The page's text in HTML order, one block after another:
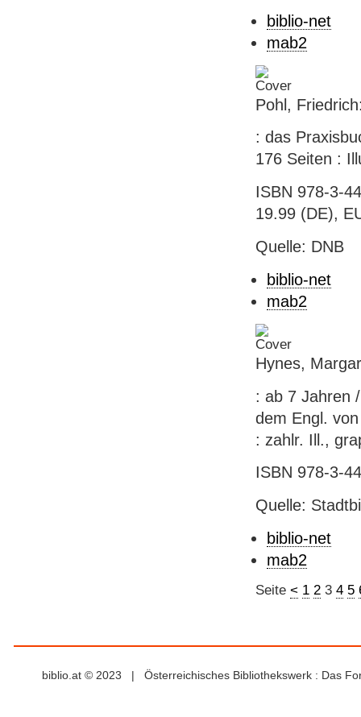
biblio-net
mab2
Pohl,
: das
176 Seiten :
ISBN 978-3-
19.99 (DE),
Quelle: DNB
biblio-net
mab2
Hynes,
: ab 7 Jahren
dem Engl.
: zahlr. Ill.,
ISBN 978-3-
Quelle:
biblio-net
mab2
Seite < 1 2 3 4 5
biblio.at © 2023 | Österreichisches Bibliothekswerk : Das